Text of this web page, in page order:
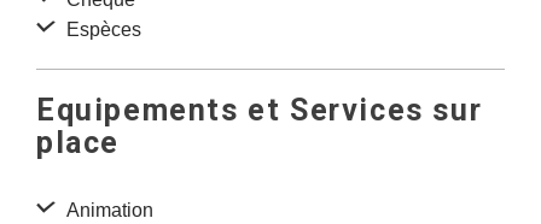
Espèces
Equipements et Services sur
place
Animation